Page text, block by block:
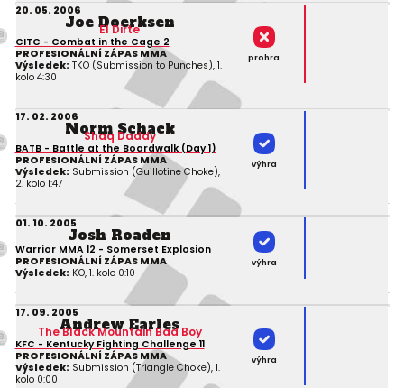
20. 05. 2006
Joe Doerksen
El Dirte
CITC - Combat in the Cage 2
PROFESIONÁLNÍ ZÁPAS MMA
Výsledek: TKO (Submission to Punches), 1.
kolo 4:30
prohra
17. 02. 2006
Norm Schack
Shaq Daddy
BATB - Battle at the Boardwalk (Day 1)
PROFESIONÁLNÍ ZÁPAS MMA
Výsledek: Submission (Guillotine Choke),
2. kolo 1:47
výhra
01. 10. 2005
Josh Roaden
Warrior MMA 12 - Somerset Explosion
PROFESIONÁLNÍ ZÁPAS MMA
Výsledek: KO, 1. kolo 0:10
výhra
17. 09. 2005
Andrew Earles
The Black Mountain Bad Boy
KFC - Kentucky Fighting Challenge 11
PROFESIONÁLNÍ ZÁPAS MMA
Výsledek: Submission (Triangle Choke), 1.
kolo 0:00
výhra